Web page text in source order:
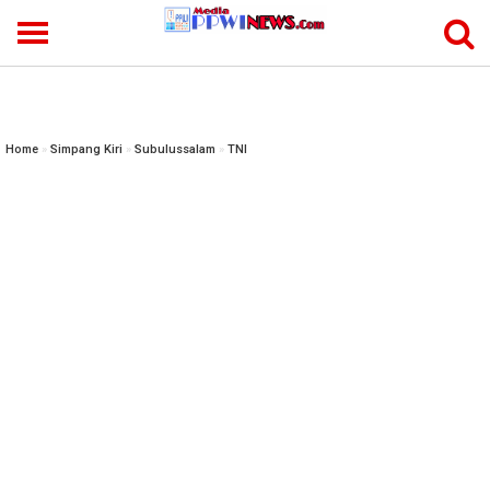
Home » Simpang Kiri » Subulussalam » TNI